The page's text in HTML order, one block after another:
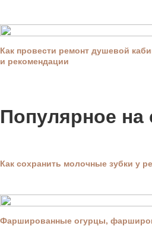
Как провести ремонт душевой
и рекомендации
Популярное на
Как сохранить молочные зубки у
Фаршированные огурцы,